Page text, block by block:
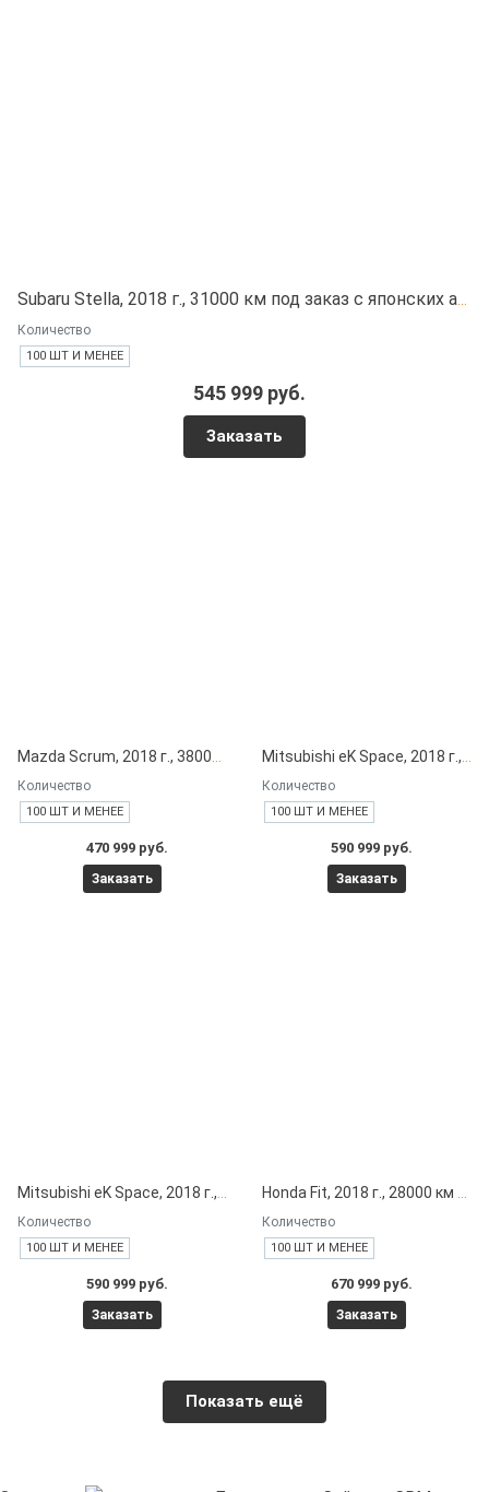
Количество
100 ШТ И МЕНЕЕ
545 999 руб.
Заказать
Mazda Scrum, 2018 г., 38000 км под заказ с японских автоаукционов
Количество
100 ШТ И МЕНЕЕ
470 999 руб.
Заказать
Mitsubishi eK Space, 2018 г., 13000 км под заказ с японских автоаукционов
Количество
100 ШТ И МЕНЕЕ
590 999 руб.
Заказать
Количество
100 ШТ И МЕНЕЕ
590 999 руб.
Заказать
Количество
100 ШТ И МЕНЕЕ
670 999 руб.
Заказать
Показать ещё